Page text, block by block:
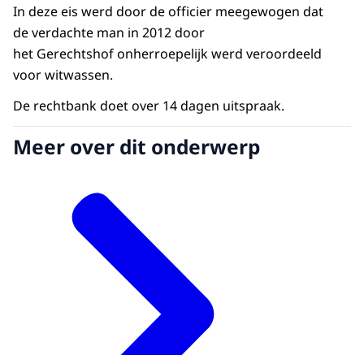
In deze eis werd door de officier meegewogen dat
de verdachte man in 2012 door
het Gerechtshof onherroepelijk werd veroordeeld
voor witwassen.
De rechtbank doet over 14 dagen uitspraak.
Meer over dit onderwerp